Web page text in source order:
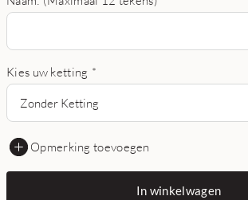
Kies uw ketting *
Zonder Ketting
Opmerking toevoegen
In winkelwagen